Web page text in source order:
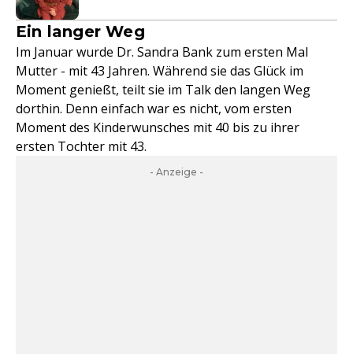
Ein langer Weg
Im Januar wurde Dr. Sandra Bank zum ersten Mal
Mutter - mit 43 Jahren. Während sie das Glück im
Moment genießt, teilt sie im Talk den langen Weg
dorthin. Denn einfach war es nicht, vom ersten
Moment des Kinderwunsches mit 40 bis zu ihrer
ersten Tochter mit 43.
- Anzeige -